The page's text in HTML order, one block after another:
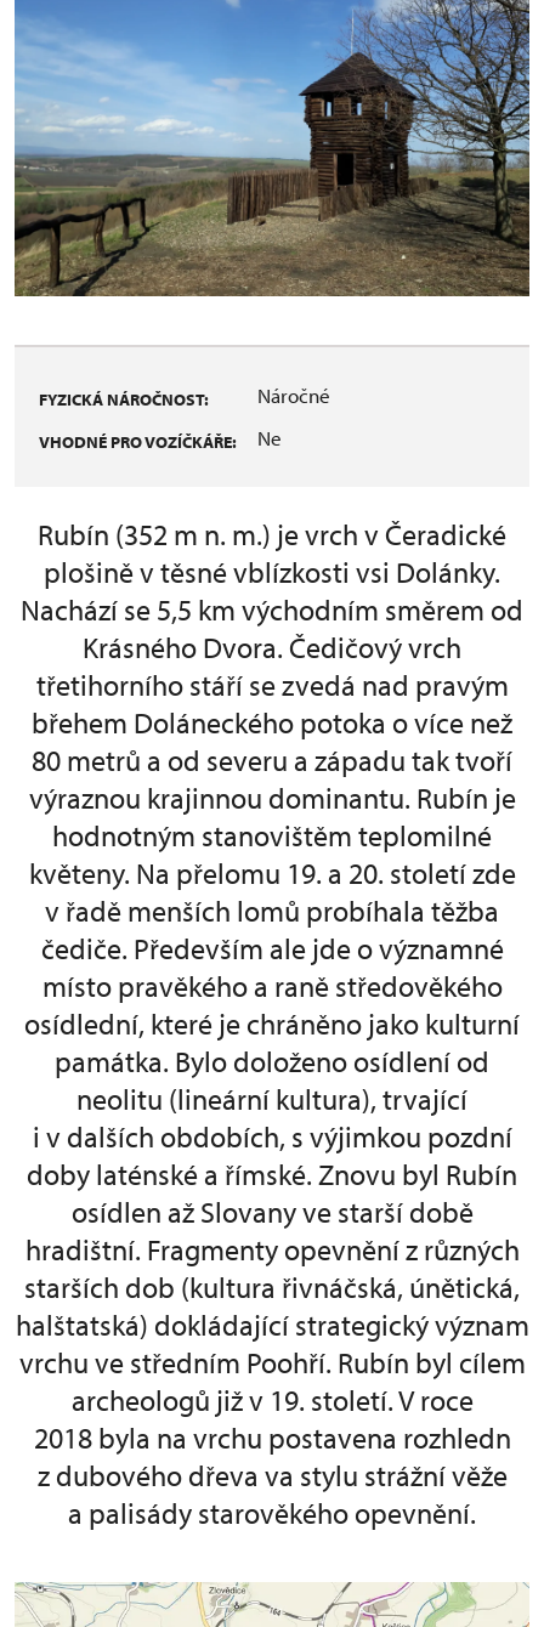
FYZICKÁ NÁROČNOST: Náročné
VHODNÉ PRO VOZÍČKÁŘE: Ne
Rubín (352 m n. m.) je vrch v Čeradické
plošině v těsné vblízkosti vsi Dolánky.
Nachází se 5,5 km východním směrem od
Krásného Dvora. Čedičový vrch
třetihorního stáří se zvedá nad pravým
břehem Doláneckého potoka o více než
80 metrů a od severu a západu tak tvoří
výraznou krajinnou dominantu. Rubín je
hodnotným stanovištěm teplomilné
květeny. Na přelomu 19. a 20. století zde
v řadě menších lomů probíhala těžba
čediče. Především ale jde o významné
místo pravěkého a raně středověkého
osídlední, které je chráněno jako kulturní
památka. Bylo doloženo osídlení od
neolitu (lineární kultura), trvající
i v dalších obdobích, s výjimkou pozdní
doby laténské a římské. Znovu byl Rubín
osídlen až Slovany ve starší době
hradištní. Fragmenty opevnění z různých
starších dob (kultura řivnáčská, únětická,
halštatská) dokládající strategický význam
vrchu ve středním Poohří. Rubín byl cílem
archeologů již v 19. století. V roce
2018 byla na vrchu postavena rozhledn
z dubového dřeva va stylu strážní věže
a palisády starověkého opevnění.